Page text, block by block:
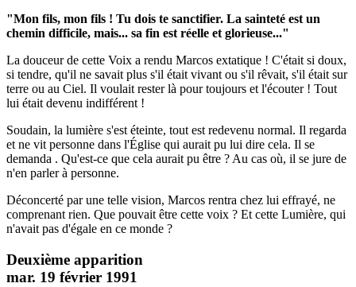
"Mon fils, mon fils ! Tu dois te sanctifier. La sainteté est un
chemin difficile, mais... sa fin est réelle et glorieuse..."
La douceur de cette Voix a rendu Marcos extatique ! C'était si doux,
si tendre, qu'il ne savait plus s'il était vivant ou s'il rêvait, s'il était sur
terre ou au Ciel. Il voulait rester là pour toujours et l'écouter ! Tout
lui était devenu indifférent !
Soudain, la lumière s'est éteinte, tout est redevenu normal. Il regarda
et ne vit personne dans l'Église qui aurait pu lui dire cela. Il se
demanda . Qu'est-ce que cela aurait pu être ? Au cas où, il se jure de
n'en parler à personne.
Déconcerté par une telle vision, Marcos rentra chez lui effrayé, ne
comprenant rien. Que pouvait être cette voix ? Et cette Lumière, qui
n'avait pas d'égale en ce monde ?
Deuxième apparition
mar. 19 février 1991